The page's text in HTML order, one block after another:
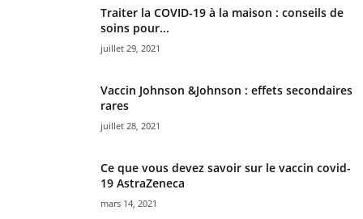
Traiter la COVID-19 à la maison : conseils de
soins pour...
juillet 29, 2021
Vaccin Johnson &Johnson : effets secondaires
rares
juillet 28, 2021
Ce que vous devez savoir sur le vaccin covid-
19 AstraZeneca
mars 14, 2021